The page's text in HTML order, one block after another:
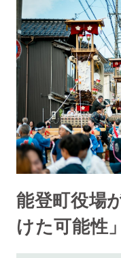
能登町役場
けた可能性」